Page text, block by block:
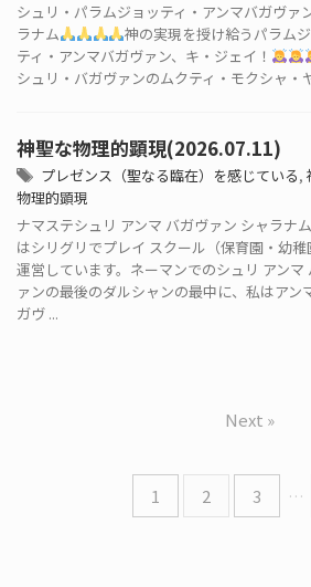
シュリ・パラムジョッティ・アンマバガヴァ
ラナム
神の実現を授け給うパラム
ティ・アンマバガヴァン、キ・ジェイ！
シュリ・バガヴァンのムクティ・モクシャ・
神聖な物理的顕現(2026.07.11)
プレゼンス（聖なる臨在）を感じている,
物理的顕現
ナマステシュリ アンマ バガヴァン シャラナム
はシリグリでプレイ スクール（保育園・幼稚
運営しています。ネーマンでのシュリ アンマ
ァンの最後のダルシャンの最中に、私はアン
ガヴ ...
1 2 3 …
Next »